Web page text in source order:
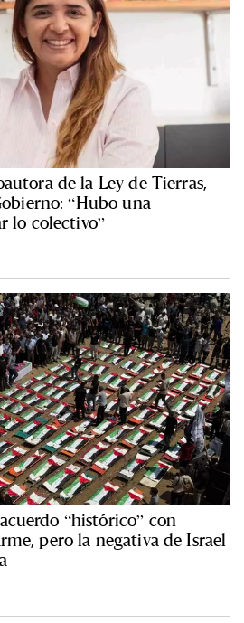
de la Ley de Tierras,
“Hubo una
lo colectivo”
“histórico” con
pero la negativa de Israel